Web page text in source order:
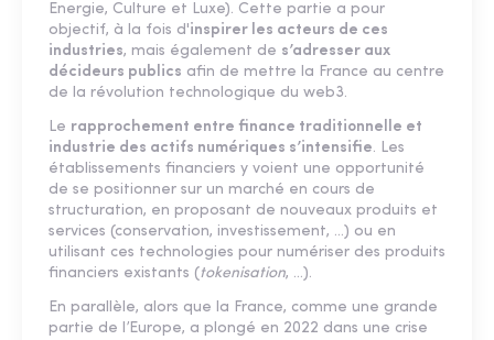
Energie, Culture et Luxe). Cette partie a pour
objectif, à la fois d'inspirer les acteurs de ces
industries, mais également de s’adresser aux
décideurs publics afin de mettre la France au centre
de la révolution technologique du web3.
Le rapprochement entre finance traditionnelle et
industrie des actifs numériques s’intensifie. Les
établissements financiers y voient une opportunité
de se positionner sur un marché en cours de
structuration, en proposant de nouveaux produits et
services (conservation, investissement, …) ou en
utilisant ces technologies pour numériser des produits
financiers existants (tokenisation, …).
En parallèle, alors que la France, comme une grande
partie de l’Europe, a plongé en 2022 dans une crise